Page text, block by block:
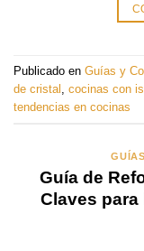
Publicado en Guías y
de cristal cocinas con
tendencias en cocinas
Guía de
Claves para